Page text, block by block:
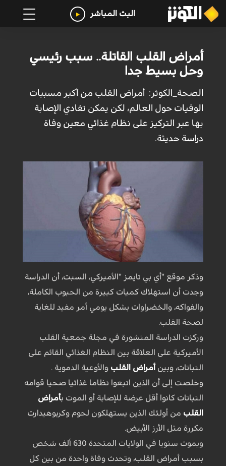
البث المباشر
أمراض القلب القاتلة.. سبب رئيسي
وحل بسيط جدا
الصحة_الكوثر: أمراض القلب من أكبر مسببات
الوفيات حول العالم، لكن يمكن تفادي الإصابة
بها عبر التركيز على نظام غذائي معين وفاة
دراسة حديثة.
وذكر موقع "أي بي تايمز "الأميركي، السبت، أن الدراسة
وجدت أن استهلاك كميات كبيرة من الحبوب الكاملة،
والفواكه، والخضراوات بشكل يومي أمر مفيد للغاية
لصحة القلب.
وركزت الدراسة المنشورة في مجلة جمعية القلب
الأميركية على العلاقة بين النظام الغذائي القائم على
النباتات، وبين أمراض القلب والأوعية الدموية .
وخلصت إلى أن الذين اتبعوا نظاما غذائيا صحيا قوامه
النباتات كانوا أقل عرضة للإصابة أو الموت بأمراض
القلب من أولئك الذين يستهلكون لحوم وكربوهيدارت
مكررة مثل الأرز الأبيض.
ويموت سنويا في الولايات المتحدة 630 ألف شخص
بسبب أمراض القلب، وتحدث وفاة واحدة من بين كل